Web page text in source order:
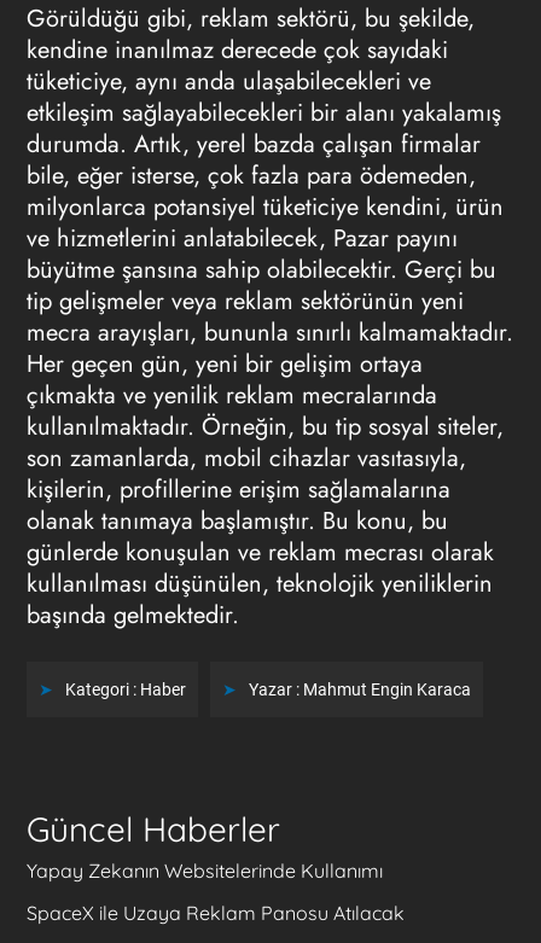
Görüldüğü gibi, reklam sektörü, bu şekilde,
kendine inanılmaz derecede çok sayıdaki
tüketiciye, aynı anda ulaşabilecekleri ve
etkileşim sağlayabilecekleri bir alanı yakalamış
durumda. Artık, yerel bazda çalışan firmalar
bile, eğer isterse, çok fazla para ödemeden,
milyonlarca potansiyel tüketiciye kendini, ürün
ve hizmetlerini anlatabilecek, Pazar payını
büyütme şansına sahip olabilecektir. Gerçi bu
tip gelişmeler veya reklam sektörünün yeni
mecra arayışları, bununla sınırlı kalmamaktadır.
Her geçen gün, yeni bir gelişim ortaya
çıkmakta ve yenilik reklam mecralarında
kullanılmaktadır. Örneğin, bu tip sosyal siteler,
son zamanlarda, mobil cihazlar vasıtasıyla,
kişilerin, profillerine erişim sağlamalarına
olanak tanımaya başlamıştır. Bu konu, bu
günlerde konuşulan ve reklam mecrası olarak
kullanılması düşünülen, teknolojik yeniliklerin
başında gelmektedir.
Kategori : Haber Yazar : Mahmut Engin Karaca
Güncel Haberler
Yapay Zekanın Websitelerinde Kullanımı
SpaceX ile Uzaya Reklam Panosu Atılacak